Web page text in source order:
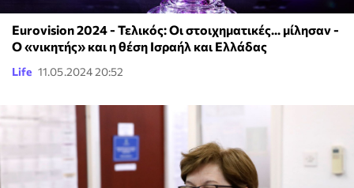
Eurovision 2024 - Τελικός: Οι στοιχηματικές... μίλησαν -
Ο «νικητής» και η θέση Ισραήλ και Ελλάδας
Life 11.05.2024 20:52